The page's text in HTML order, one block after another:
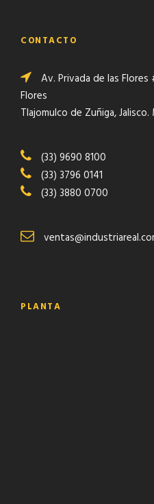
CONTACTO
Av. Privada de las
Flores
Tlajomulco de Zuñiga, Jalisco.
(33) 9690 8100
(33) 3796 0141
(33) 3880 0700
PLANTA